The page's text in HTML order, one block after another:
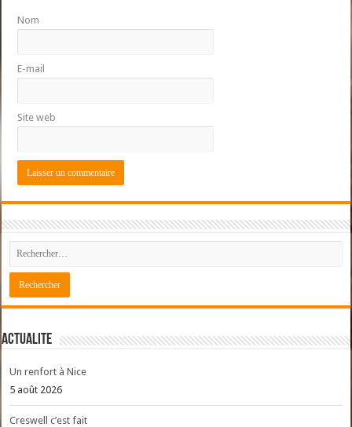
Nom
E-mail
Site web
ACTUALITE
Un renfort à Nice
5 août 2026
Creswell c’est fait